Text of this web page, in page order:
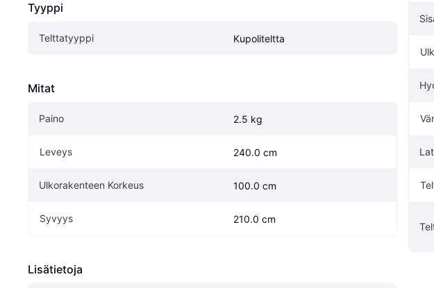
Tyyppi
Telttatyyppi Kupoliteltta
Mitat
Paino 2.5 kg
Leveys 240.0 cm
Ulkorakenteen Korkeus 100.0 cm
Syvyys 210.0 cm
Lisätietoja